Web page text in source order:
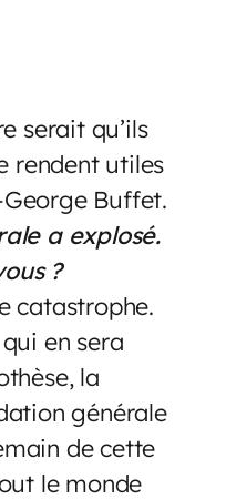
serait qu’ils
rendent utiles
Buffet.
a explosé.
?
catastrophe.
en sera
la
générale
de cette
le monde